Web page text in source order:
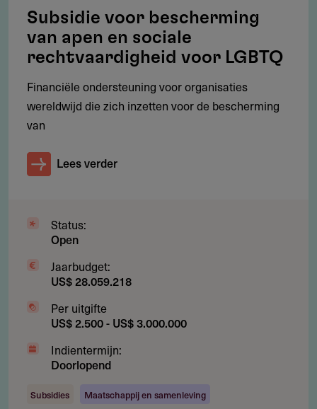
Subsidie voor bescherming
van apen en sociale
rechtvaardigheid voor LGBTQ
Financiële ondersteuning voor organisaties
wereldwijd die zich inzetten voor de bescherming
van
Lees verder
Status:
Open
Jaarbudget:
US$ 28.059.218
Per uitgifte
US$ 2.500 - US$ 3.000.000
Indientermijn:
Doorlopend
Subsidies Maatschappij en samenleving